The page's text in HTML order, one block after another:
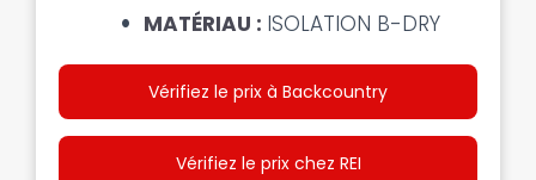
MATÉRIAU : ISOLATION B-DRY
Vérifiez le prix à Backcountry
Vérifiez le prix chez REI